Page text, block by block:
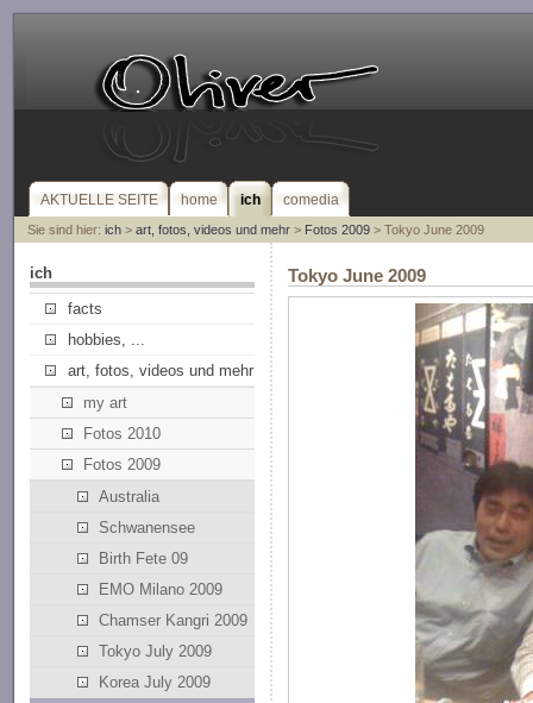
AKTUELLE SEITE home ich comedia
Sie sind hier: ich> art, fotos, videos und mehr> Fotos 2009> Tokyo June 2009
ich
facts
hobbies, ...
art, fotos, videos und mehr
my art
Fotos 2010
Fotos 2009
Australia
Schwanensee
Birth Fete 09
EMO Milano 2009
Chamser Kangri 2009
Tokyo July 2009
Korea July 2009
Tokyo June 2009